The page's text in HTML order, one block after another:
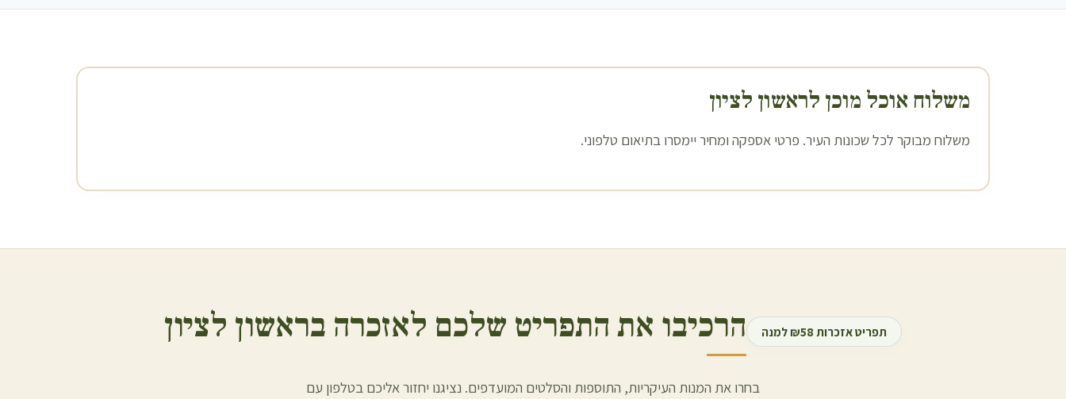
משלוח אוכל מוכן לראשון לציון
משלוח מבוקר לכל שכונות העיר. פרטי אספקה ומחיר יימסרו בתיאום טלפוני.
תפריט אזכרות ₪58 למנה הרכיבו את התפריט שלכם לאזכרה בראשון לציון
בחרו את המנות העיקריות, התוספות והסלטים המועדפים. נציגנו יחזור אליכם בטלפון עם